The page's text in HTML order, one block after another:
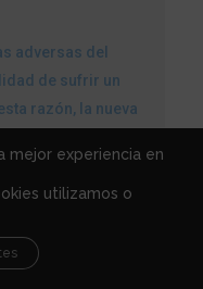
adversas del
de sufrir un
razón, la nueva
de las
Para...
mejor experiencia en
utilizamos o